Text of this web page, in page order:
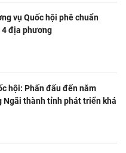
vụ Quốc hội phê chuẩn
4 địa phương
hội: Phấn đấu đến năm
Ngãi thành tỉnh phát triển khá